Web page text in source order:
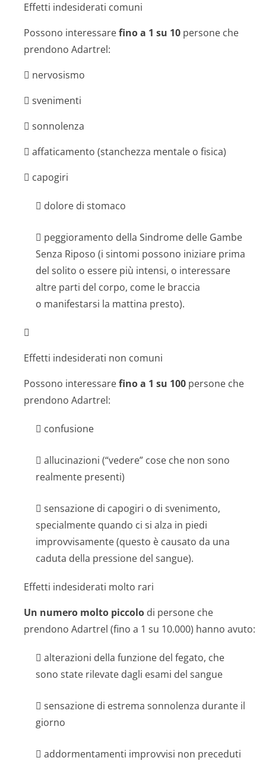
Effetti indesiderati comuni
Possono interessarefino a 1 su 10 persone che
prendono Adartrel:
 nervosismo
 svenimenti
 sonnolenza
 affaticamento (stanchezza mentale o fisica)
 capogiri
 dolore di stomaco
 peggioramento della Sindrome delle Gambe
Senza Riposo (i sintomi possono iniziare prima
del solito o essere più intensi, o interessare
altre parti del corpo, come le braccia
o manifestarsi la mattina presto).

Effetti indesiderati non comuni
Possono interessarefino a 1 su 100 persone che
prendono Adartrel:
 confusione
 allucinazioni (“vedere” cose che non sono
realmente presenti)
 sensazione di capogiri o di svenimento,
specialmente quando ci si alza in piedi
improvvisamente (questo è causato da una
caduta della pressione del sangue).
Effetti indesiderati molto rari
Un numero molto piccolo di persone che
prendono Adartrel (fino a 1 su 10.000) hanno avuto:
 alterazioni della funzione del fegato, che
sono state rilevate dagli esami del sangue
 sensazione di estrema sonnolenza durante il
giorno
 addormentamenti improvvisi non preceduti